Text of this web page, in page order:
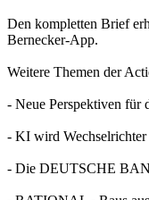
Den kompletten Brief
Bernecker-App.
Weitere Themen der
- Neue Perspektiven für
- KI wird Wechselrichter
- Die DEUTSCHE